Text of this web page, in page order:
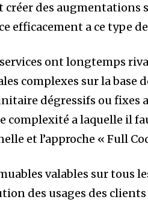
des augmentations
efficacement a ce type
ont longtemps
complexes sur la base
dégressifs ou fixes
complexité a laquelle il
et l’approche « Full
valables sur tous
des usages des